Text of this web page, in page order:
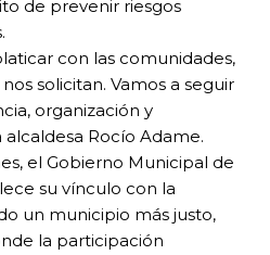
de prevenir riesgos
con las comunidades,
solicitan. Vamos a seguir
organización y
Rocío Adame.
el Gobierno Municipal de
su vínculo con la
un municipio más justo,
la participación